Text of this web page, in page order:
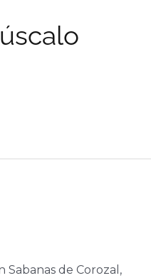
Sabanas de Corozal,